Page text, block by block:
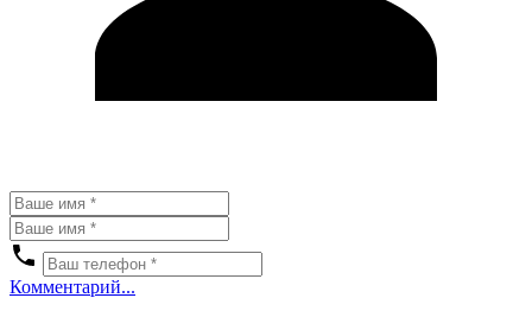
Комментарий...